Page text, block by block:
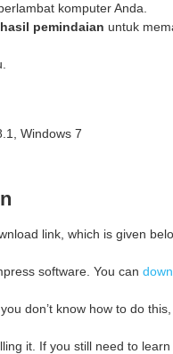
komputer Anda.
pemindaian untuk
Windows 7
link, which is given
software. You can
don’t know how to do
it. If you still need to learn